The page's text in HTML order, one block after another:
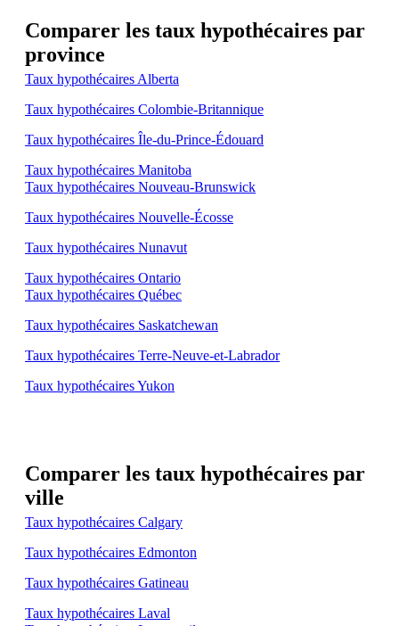
Comparer les taux hypothécaires par
province
Taux hypothécaires Alberta
Taux hypothécaires Colombie-Britannique
Taux hypothécaires Île-du-Prince-Édouard
Taux hypothécaires Manitoba
Taux hypothécaires Nouveau-Brunswick
Taux hypothécaires Nouvelle-Écosse
Taux hypothécaires Nunavut
Taux hypothécaires Ontario
Taux hypothécaires Québec
Taux hypothécaires Saskatchewan
Taux hypothécaires Terre-Neuve-et-Labrador
Taux hypothécaires Yukon
Comparer les taux hypothécaires par
ville
Taux hypothécaires Calgary
Taux hypothécaires Edmonton
Taux hypothécaires Gatineau
Taux hypothécaires Laval